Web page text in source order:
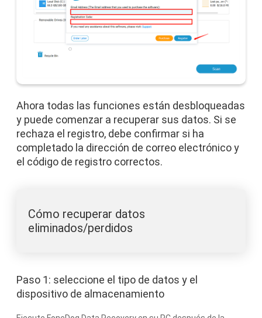
Ahora todas las funciones están desbloqueadas
y puede comenzar a recuperar sus datos. Si se
rechaza el registro, debe confirmar si ha
completado la dirección de correo electrónico y
el código de registro correctos.
Cómo recuperar datos
eliminados/perdidos
Paso 1: seleccione el tipo de datos y el
dispositivo de almacenamiento